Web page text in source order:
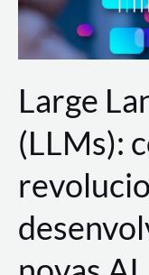
Large
(LLMs):